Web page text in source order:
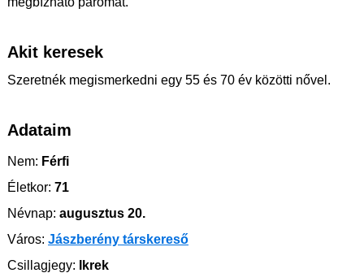
Akit keresek
Szeretnék megismerkedni egy 55 és 70 év közötti nővel.
Adataim
Nem: Férfi
Életkor: 71
Névnap: augusztus 20.
Város: Jászberény társkereső
Csillagjegy: Ikrek